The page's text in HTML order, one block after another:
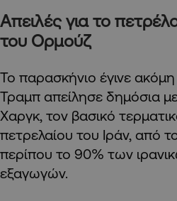
Απειλές για το
του Ορμούζ
Το παρασκήνιο έγινε
Τραμπ απείλησε δημόσια
Χαργκ, τον βασικό
πετρελαίου του Ιράν, από
περίπου το 90% των
εξαγωγών.